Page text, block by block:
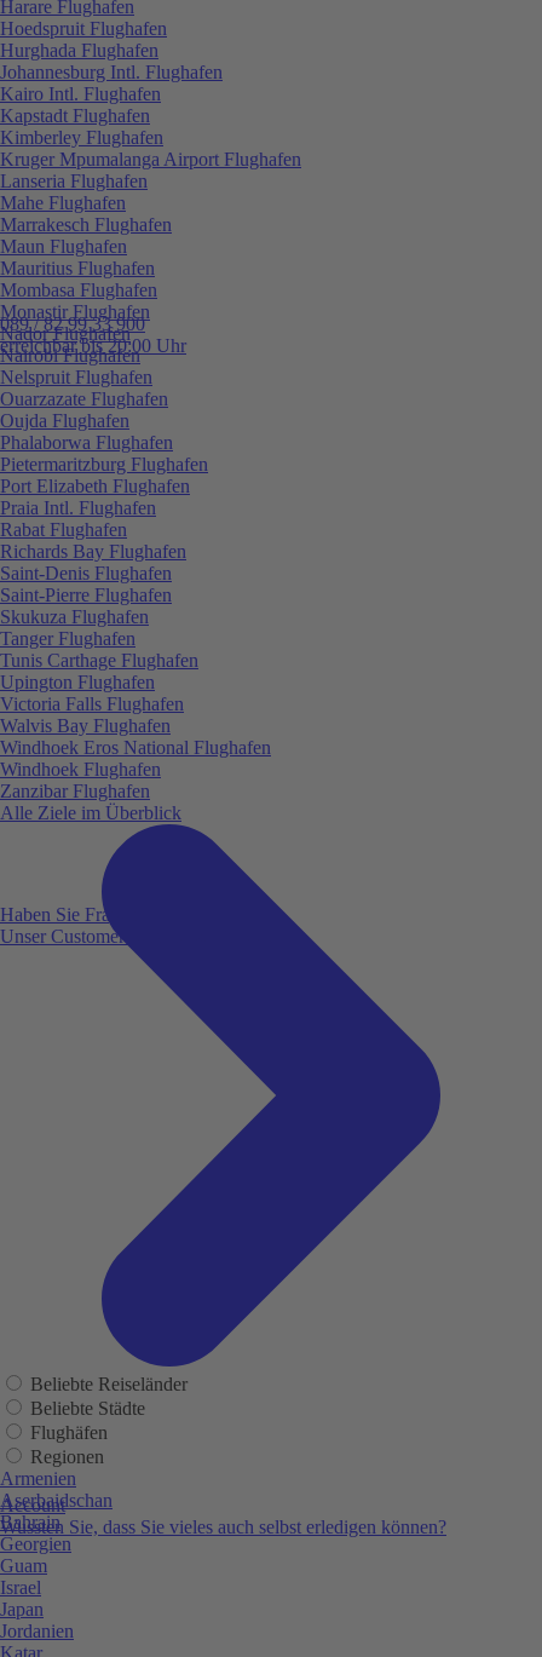
089 / 82 99 33 900
erreichbar bis 20:00 Uhr
Haben Sie Fragen?
Unser Customer Service ist für Sie da!
Account
Wussten Sie, dass Sie vieles auch selbst erledigen können?
Harare Flughafen
Hoedspruit Flughafen
Hurghada Flughafen
Johannesburg Intl. Flughafen
Kairo Intl. Flughafen
Kapstadt Flughafen
Kimberley Flughafen
Kruger Mpumalanga Airport Flughafen
Lanseria Flughafen
Mahe Flughafen
Marrakesch Flughafen
Maun Flughafen
Mauritius Flughafen
Mombasa Flughafen
Monastir Flughafen
Nador Flughafen
Nairobi Flughafen
Nelspruit Flughafen
Ouarzazate Flughafen
Oujda Flughafen
Phalaborwa Flughafen
Pietermaritzburg Flughafen
Port Elizabeth Flughafen
Praia Intl. Flughafen
Rabat Flughafen
Richards Bay Flughafen
Saint-Denis Flughafen
Saint-Pierre Flughafen
Skukuza Flughafen
Tanger Flughafen
Tunis Carthage Flughafen
Upington Flughafen
Victoria Falls Flughafen
Walvis Bay Flughafen
Windhoek Eros National Flughafen
Windhoek Flughafen
Zanzibar Flughafen
Alle Ziele im Überblick
Beliebte Reiseländer
Beliebte Städte
Flughäfen
Regionen
Armenien
Aserbaidschan
Bahrain
Georgien
Guam
Israel
Japan
Jordanien
Katar